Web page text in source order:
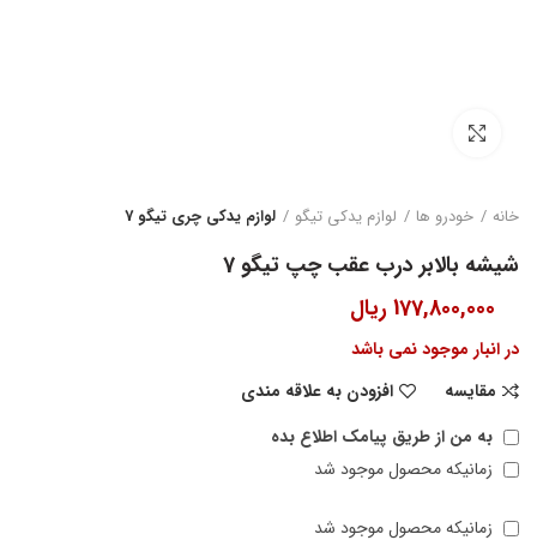
خانه خودرو ها لوازم یدکی تیگو لوازم یدکی چری تیگو 7
شیشه بالابر درب عقب چپ تیگو 7
177,800,000 ریال
در انبار موجود نمی باشد
مقایسه
افزودن به علاقه مندی
به من از طریق پیامک اطلاع بده
زمانیکه محصول موجود شد
زمانیکه محصول موجود شد